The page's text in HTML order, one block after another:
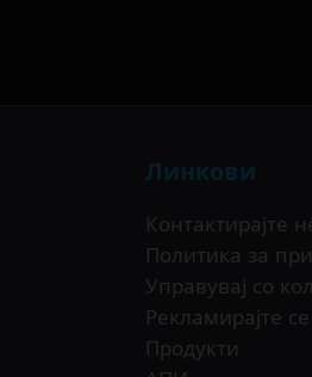
Линкови
Контактирајте
Политика за
Управувај со
Рекламирајте
Продукти